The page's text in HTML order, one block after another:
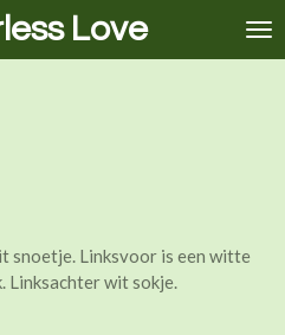
Love
snoetje. Linksvoor is een witte
Linksachter wit sokje.